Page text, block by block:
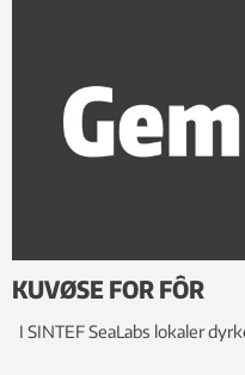
KUVØSE FOR FÔR
I SINTEF SeaLabs lokaler